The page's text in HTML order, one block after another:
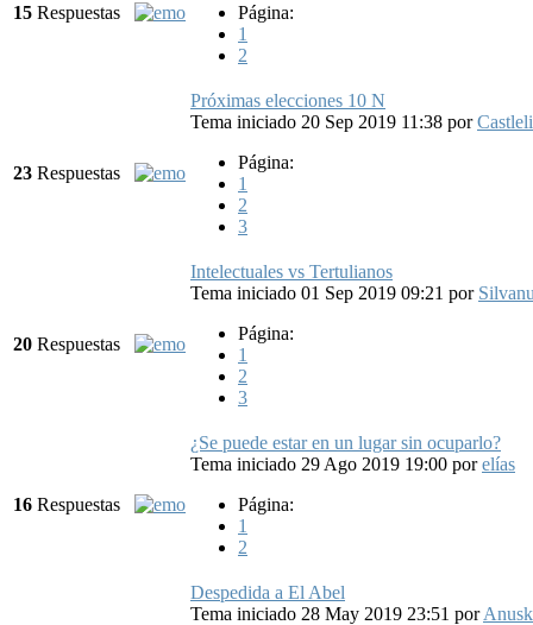
15 Respuestas
Página:
1
2
23 Respuestas
Próximas elecciones 10 N
Tema iniciado 20 Sep 2019 11:38 por
Página:
1
2
3
20 Respuestas
Intelectuales vs Tertulianos
Tema iniciado 01 Sep 2019 09:21 por
Página:
1
2
3
16 Respuestas
¿Se puede estar en un lugar sin ocuparlo?
Tema iniciado 29 Ago 2019 19:00 porelías
Página:
1
2
Despedida a El Abel
Tema iniciado 28 May 2019 23:51 por